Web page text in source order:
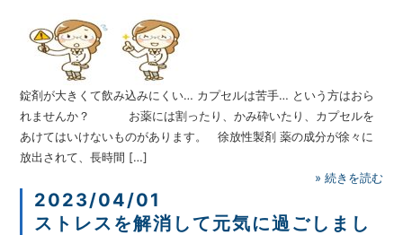
錠剤が大きくて飲み込みにくい… カプセルは苦手… という方はおら
れませんか？ お薬には割ったり、かみ砕いたり、カプセルを
あけてはいけないものがあります。 徐放性製剤 薬の成分が徐々に
放出されて、長時間 […]
» 続きを読む
2023/04/01
ストレスを解消して元気に過ごしまし